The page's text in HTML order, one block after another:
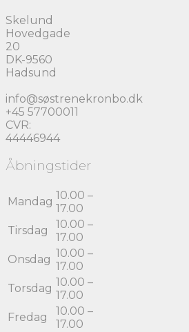
Skelund
Hovedgade
20
DK-9560
Hadsund
info@søstrenekronbo.dk
+45 57700011
CVR:
44446944
Åbningstider
Mandag 10.00 –
17.00
Tirsdag
10.00 –
17.00
Onsdag 10.00 –
17.00
Torsdag 10.00 –
17.00
Fredag
10.00 –
17.00